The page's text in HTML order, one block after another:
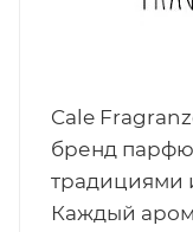
Cale
бренд
традициями
Каждый